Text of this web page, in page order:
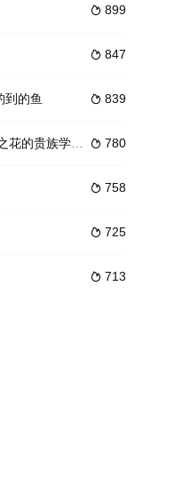
接受父亲的命令完成
家中离学校很远，而住在学校校
离学校很远，而住在学校校门前
 899
 847
 839
到的鱼
 780
族学校暗中照顾
 758
 725
 713